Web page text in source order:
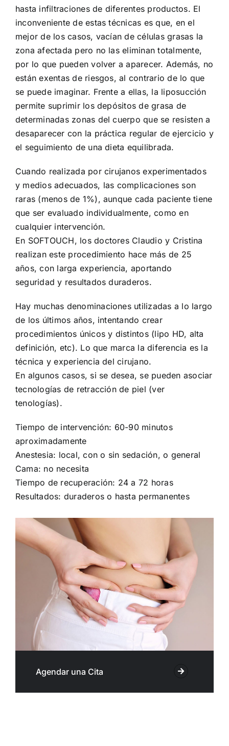
hasta infiltraciones de diferentes productos. El
inconveniente de estas técnicas es que, en el
mejor de los casos, vacían de células grasas la
zona afectada pero no las eliminan totalmente,
por lo que pueden volver a aparecer. Además, no
están exentas de riesgos, al contrario de lo que
se puede imaginar. Frente a ellas, la liposucción
permite suprimir los depósitos de grasa de
determinadas zonas del cuerpo que se resisten a
desaparecer con la práctica regular de ejercicio y
el seguimiento de una dieta equilibrada.
Cuando realizada por cirujanos experimentados
y medios adecuados, las complicaciones son
raras (menos de 1%), aunque cada paciente tiene
que ser evaluado individualmente, como en
cualquier intervención.
En SOFTOUCH, los doctores Claudio y Cristina
realizan este procedimiento hace más de 25
años, con larga experiencia, aportando
seguridad y resultados duraderos.
Hay muchas denominaciones utilizadas a lo largo
de los últimos años, intentando crear
procedimientos únicos y distintos (lipo HD, alta
definición, etc). Lo que marca la diferencia es la
técnica y experiencia del cirujano.
En algunos casos, si se desea, se pueden asociar
tecnologías de retracción de piel (ver
tenologías).
Tiempo de intervención: 60-90 minutos
aproximadamente
Anestesia: local, con o sin sedación, o general
Cama: no necesita
Tiempo de recuperación: 24 a 72 horas
Resultados: duraderos o hasta permanentes
Agendar una Cita